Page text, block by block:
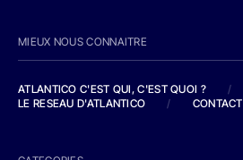
MIEUX NOUS CONNAITRE
ATLANTICO C'EST QUI, C'EST QUOI ?
/
LE RESEAU D'ATLANTICO
/ CONTACT